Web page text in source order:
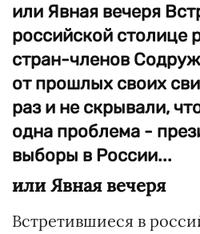
или Явная вечеря
российской столице
стран-членов
от прошлых своих
раз и не скрывали,
одна проблема -
выборы в России...
или Явная вечеря
Встретившиеся в